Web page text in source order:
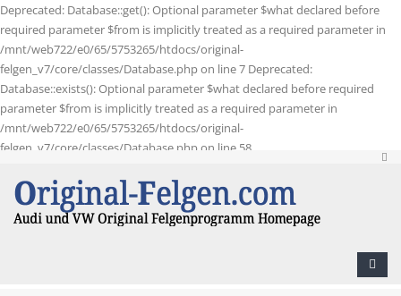
Deprecated: Database::get(): Optional parameter $what declared before
required parameter $from is implicitly treated as a required parameter in
/mnt/web722/e0/65/5753265/htdocs/original-
felgen_v7/core/classes/Database.php on line 7 Deprecated:
Database::exists(): Optional parameter $what declared before required
parameter $from is implicitly treated as a required parameter in
/mnt/web722/e0/65/5753265/htdocs/original-
felgen_v7/core/classes/Database.php on line 58